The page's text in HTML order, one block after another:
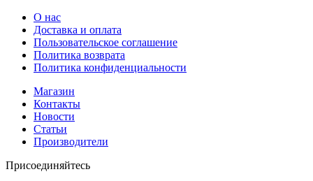
О нас
Доставка и оплата
Пользовательское соглашение
Политика возврата
Политика конфиденциальности
Магазин
Контакты
Новости
Статьи
Производители
Присоединяйтесь